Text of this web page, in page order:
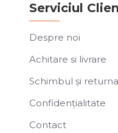
Serviciul
Despre noi
Achitare si livrare
Schimbul și
Confidențialitate
Contact